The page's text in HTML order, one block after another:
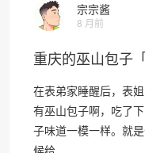
宗宗酱
8 月前
重庆的巫山包子
在表弟家睡醒后，表
有巫山包子啊，吃了
子味道一模一样。就
候给…